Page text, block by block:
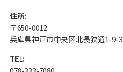
住所:
〒650-0012
兵庫県神戸市中央区北長狭通1-9-
TEL: